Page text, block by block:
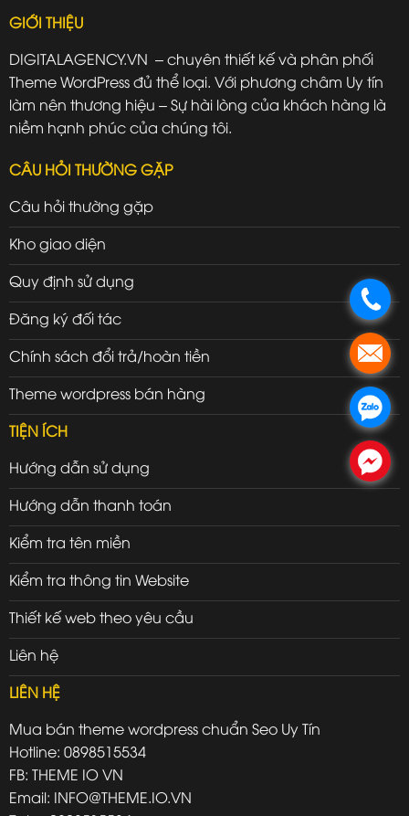
GIỚI THIỆU
DIGITALAGENCY.VN – chuyên thiết kế và phân phối
Theme WordPress đủ thể loại. Với phương châm Uy tín
làm nên thương hiệu – Sự hài lòng của khách hàng là
niềm hạnh phúc của chúng tôi.
CÂU HỎI THƯỜNG GẶP
Câu hỏi thường gặp
Kho giao diện
Quy định sử dụng
Đăng ký đối tác
Chính sách đổi trả/hoàn tiền
Theme wordpress bán hàng
TIỆN ÍCH
Hướng dẫn sử dụng
Hướng dẫn thanh toán
Kiểm tra tên miền
Kiểm tra thông tin Website
Thiết kế web theo yêu cầu
Liên hệ
LIÊN HỆ
Mua bán theme wordpress chuẩn Seo Uy Tín
Hotline: 0898515534
FB: THEME IO VN
Email: INFO@THEME.IO.VN
.
.
.
.